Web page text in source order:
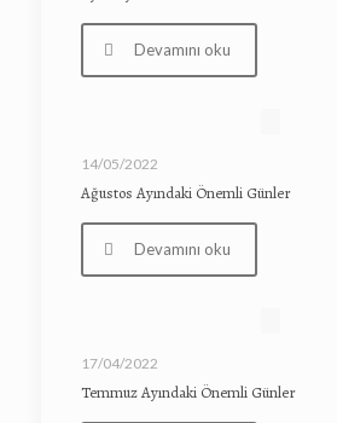
Devamını oku
14/05/2022
Ağustos Ayındaki Önemli Günler
Devamını oku
17/04/2022
Temmuz Ayındaki Önemli Günler